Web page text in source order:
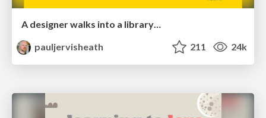
A designer walks into a library…
pauljervisheath
211 24k